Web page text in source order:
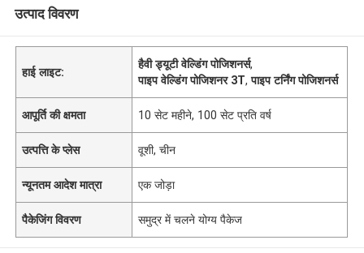
उत्पाद विवरण
हाई लाइट:
हैवी ड्यूटी वेल्डिंग पोजिशनर्स,
पाइप वेल्डिंग पोजिशनर 3T,पाइप टर्निंग पोजिशनर्स
आपूर्ति की क्षमता 10 सेट महीने, 100 सेट प्रति वर्ष
उत्पत्ति के प्लेस वूशी, चीन
न्यूनतम आदेश मात्रा एक जोड़ा
पैकेजिंग विवरण समुद्र में चलने योग्य पैकेज